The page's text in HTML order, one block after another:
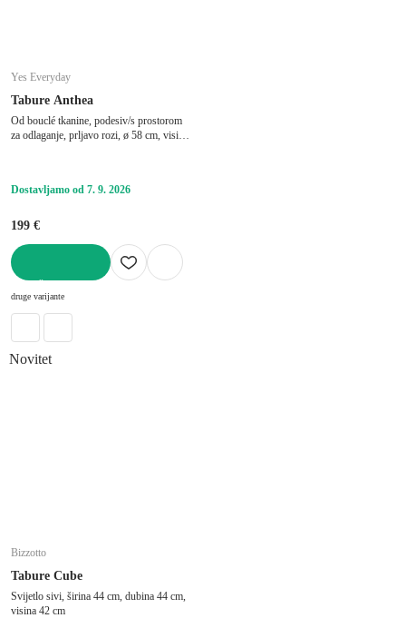
Yes Everyday
Tabure Anthea
Od bouclé tkanine, podesiv/s prostorom
za odlaganje, prljavo rozi, ø 58 cm, visina
Dostavljamo od 7. 9. 2026
199 €
druge varijante
Novitet
Bizzotto
Tabure Cube
Svijetlo sivi, širina 44 cm, dubina 44 cm,
visina 42 cm